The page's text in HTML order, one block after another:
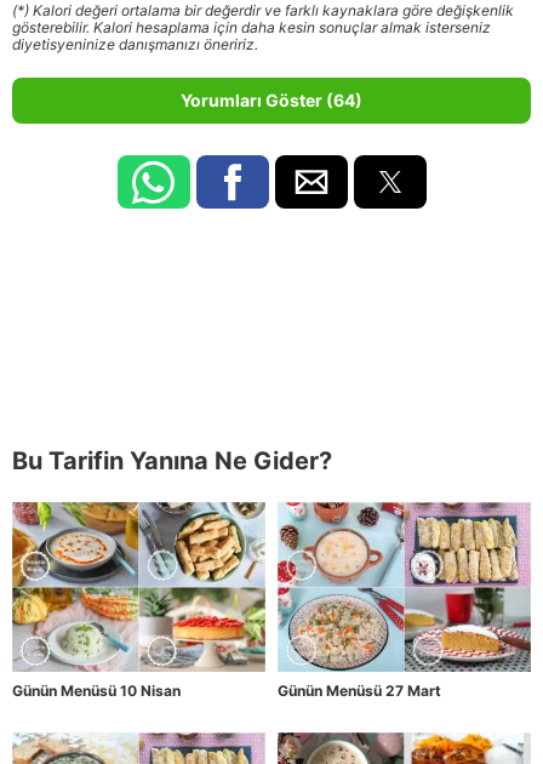
(*) Kalori değeri ortalama bir değerdir ve farklı kaynaklara göre değişkenlik
gösterebilir. Kalori hesaplama için daha kesin sonuçlar almak isterseniz
diyetisyeninize danışmanızı öneririz.
Yorumları Göster (64)
Bu Tarifin Yanına Ne Gider?
Günün Menüsü 10 Nisan Günün Menüsü 27 Mart